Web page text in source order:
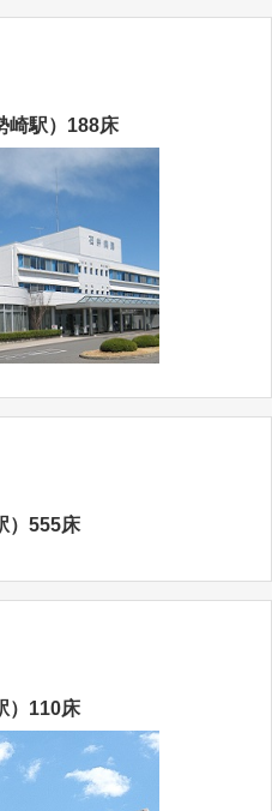
崎駅）188床
）555床
）110床